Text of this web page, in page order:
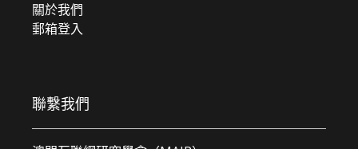
關於我們
郵箱登入
聯繫我們